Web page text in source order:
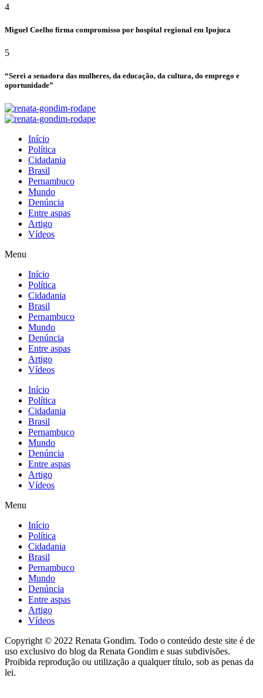
4
Miguel Coelho firma compromisso por hospital regional em Ipojuca
5
“Serei a senadora das mulheres, da educação, da cultura, do emprego e
oportunidade”
Início
Política
Cidadania
Brasil
Pernambuco
Mundo
Denúncia
Entre aspas
Artigo
Vídeos
Menu
Início
Política
Cidadania
Brasil
Pernambuco
Mundo
Denúncia
Entre aspas
Artigo
Vídeos
Início
Política
Cidadania
Brasil
Pernambuco
Mundo
Denúncia
Entre aspas
Artigo
Vídeos
Menu
Início
Política
Cidadania
Brasil
Pernambuco
Mundo
Denúncia
Entre aspas
Artigo
Vídeos
Copyright © 2022 Renata Gondim. Todo o conteúdo deste site é de
uso exclusivo do blog da Renata Gondim e suas subdivisões.
Proibida reprodução ou utilização a qualquer título, sob as penas da
lei.